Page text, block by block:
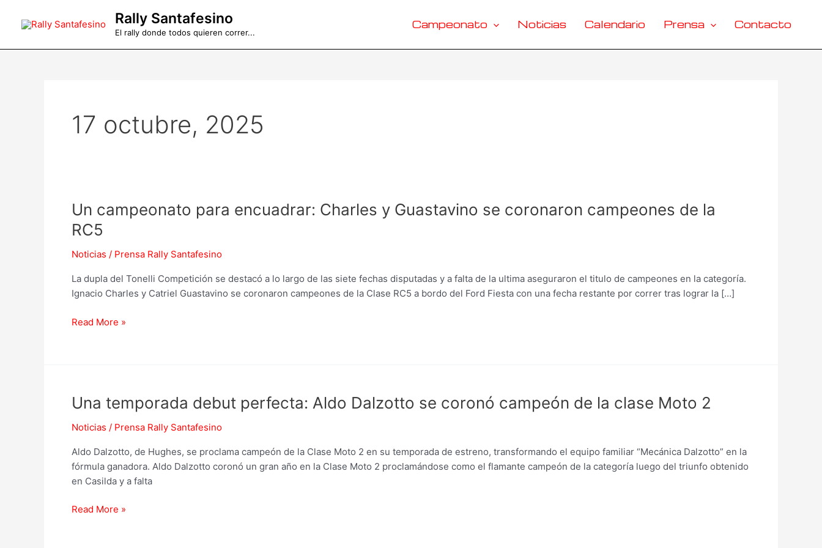
Rally Santafesino
El rally donde todos quieren correr...
Campeonato Noticias Calendario Prensa Contacto
17 octubre, 2025
Un campeonato para encuadrar: Charles y Guastavino se coronaron campeones de la
RC5
Noticias / Prensa Rally Santafesino
La dupla del Tonelli Competición se destacó a lo largo de las siete fechas disputadas y a falta de la ultima aseguraron el titulo de campeones en la categoría.
Ignacio Charles y Catriel Guastavino se coronaron campeones de la Clase RC5 a bordo del Ford Fiesta con una fecha restante por correr tras lograr la […]
Un
para
encuadrar:
y
Guastavino
coronaron
Read More »
Una temporada debut perfecta: Aldo Dalzotto se coronó campeón de la clase Moto 2
Noticias / Prensa Rally Santafesino
Aldo Dalzotto, de Hughes, se proclama campeón de la Clase Moto 2 en su temporada de estreno, transformando el equipo familiar “Mecánica Dalzotto” en la
fórmula ganadora. Aldo Dalzotto coronó un gran año en la Clase Moto 2 proclamándose como el flamante campeón de la categoría luego del triunfo obtenido
en Casilda y a falta
Una
debut
Aldo
Dalzotto
se
campeón
Read More »